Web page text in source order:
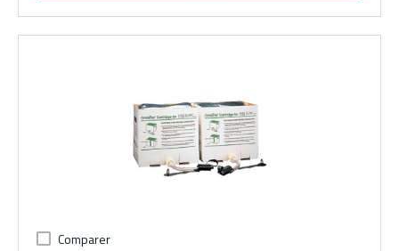
Comparer